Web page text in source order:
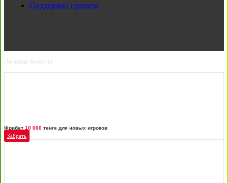
Поддержка проекта
Лучшие бонусы
Фрибет 10 000 тенге для новых игроков
Забрать